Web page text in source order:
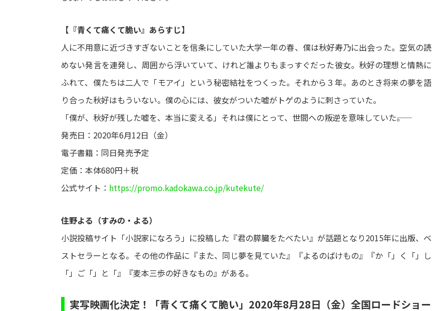
【『青くて痛くて脆い』あらすじ】
人に不用意に近づきすぎないことを信条にしていた大学一年の春、僕は秋好寿乃に出会った。空気の読
めない発言を連発し、周囲から浮いていて、けれど誰よりもまっすぐだった彼女。秋好の理想と情熱に
ふれて、僕たちは二人で「モアイ」という秘密結社をつくった。それから３年。あのとき将来の夢を語
り合った秋好はもういない。僕の心には、彼女がついた嘘がトゲのように刺さっていた。
「僕が、秋好が残した嘘を、本当に変える」それは僕にとって、世間への叛逆を意味していた――。
発売日：2020年6月12日（金）
電子書籍：同日発売予定
定価：本体680円＋税
公式サイト： https://promo.kadokawa.co.jp/kutekute/
住野よる（すみの・よる）
小説投稿サイト「小説家になろう」に投稿した『君の膵臓をたべたい』が話題となり2015年に出版、ベ
ストセラーとなる。その他の作品に『また、同じ夢を見ていた』『よるのばけもの』『か「」く「」し
「」ご「」と「』『麦本三歩の好きなもの』がある。
実写映画化決定！「青くて痛くて脆い」2020年8月28日（金）全国ロードショー